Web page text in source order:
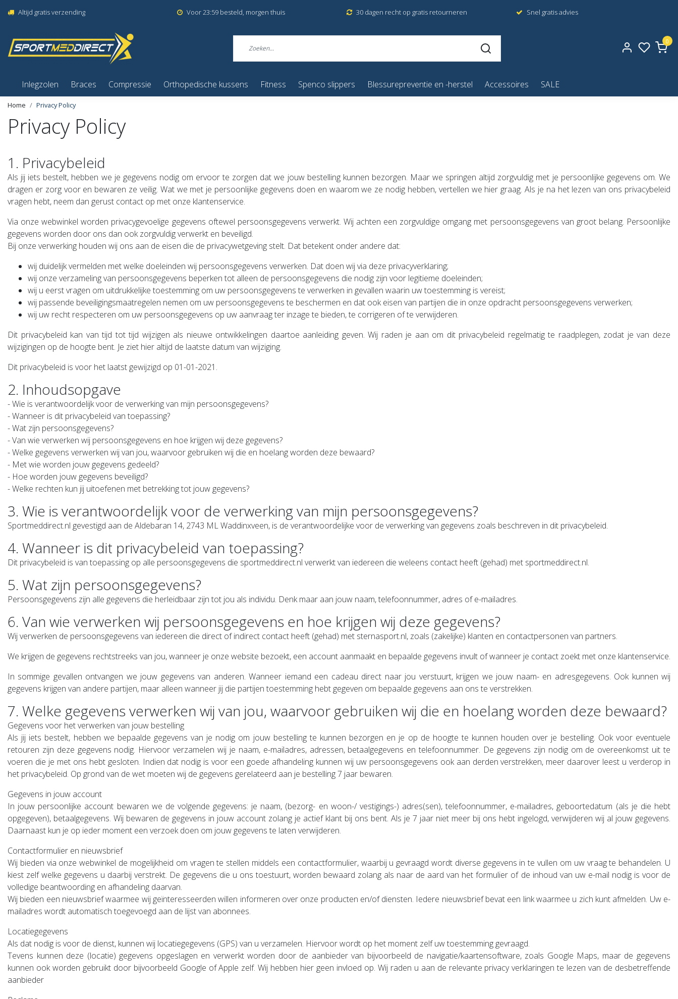
Altijd gratis verzending Voor 23:59 besteld, morgen thuis 30 dagen recht op gratis retourneren Snel gratis advies
0
Inlegzolen Braces Compressie Orthopedische kussens Fitness Spenco slippers Blessurepreventie en -herstel Accessoires SALE
Home Privacy Policy
Privacy Policy
1. Privacybeleid
Als jij iets bestelt, hebben we je gegevens nodig om ervoor te zorgen dat we jouw bestelling kunnen bezorgen. Maar we springen altijd zorgvuldig met je persoonlijke gegevens om. We
dragen er zorg voor en bewaren ze veilig. Wat we met je persoonlijke gegevens doen en waarom we ze nodig hebben, vertellen we hier graag. Als je na het lezen van ons privacybeleid
vragen hebt, neem dan gerust contact op met onze klantenservice.
Via onze webwinkel worden privacygevoelige gegevens oftewel persoonsgegevens verwerkt. Wij achten een zorgvuldige omgang met persoonsgegevens van groot belang. Persoonlijke
gegevens worden door ons dan ook zorgvuldig verwerkt en beveiligd.
Bij onze verwerking houden wij ons aan de eisen die de privacywetgeving stelt. Dat betekent onder andere dat:
wij duidelijk vermelden metwelke doeleinden wij persoonsgegevens verwerken. Dat doen wij via deze privacyverklaring;
wij onze verzameling van persoonsgegevens beperken tot alleen de persoonsgegevens die nodig zijn voor legitieme doeleinden;
wij u eerstvragen om uitdrukkelijke toestemming om uw persoonsgegevens te verwerken in gevallen waarin uw toestemming is vereist;
wij passende beveiligingsmaatregelen nemen om uw persoonsgegevens te beschermen en dat ook eisen van partijen die in onze opdracht persoonsgegevens verwerken;
wij uw recht respecteren om uw persoonsgegevens op uw aanvraag ter inzage te bieden, te corrigeren of te verwijderen.
Dit privacybeleid kan van tijd tot tijd wijzigen als nieuwe ontwikkelingen daartoe aanleiding geven. Wij raden je aan om dit privacybeleid regelmatig te raadplegen, zodat je van deze
wijzigingen op de hoogte bent. Je ziet hier altijd de laatste datum van wijziging.
Dit privacybeleid is voor het laatst gewijzigd op 01-01-2021.
2. Inhoudsopgave
- Wie is verantwoordelijk voor de verwerking van mijn persoonsgegevens?
- Wanneer is dit privacybeleid van toepassing?
- Wat zijn persoonsgegevens?
- Van wie verwerken wij persoonsgegevens en hoe krijgen wij deze gegevens?
- Welke gegevens verwerken wij van jou, waarvoor gebruiken wij die en hoelang worden deze bewaard?
- Met wie worden jouw gegevens gedeeld?
- Hoe worden jouw gegevens beveiligd?
- Welke rechten kun jij uitoefenen met betrekking tot jouw gegevens?
3. Wie is verantwoordelijk voor de verwerking van mijn persoonsgegevens?
Sportmeddirect.nl gevestigd aan de Aldebaran 14, 2743 ML Waddinxveen, is de verantwoordelijke voor de verwerking van gegevens zoals beschreven in dit privacybeleid.
4. Wanneer is dit privacybeleid van toepassing?
Dit privacybeleid is van toepassing op alle persoonsgegevens die sportmeddirect.nl verwerkt van iedereen die weleens contact heeft (gehad) met sportmeddirect.nl.
5. Wat zijn persoonsgegevens?
Persoonsgegevens zijn alle gegevens die herleidbaar zijn tot jou als individu. Denk maar aan jouw naam, telefoonnummer, adres of e-mailadres.
6. Van wie verwerken wij persoonsgegevens en hoe krijgen wij deze gegevens?
Wij verwerken de persoonsgegevens van iedereen die direct of indirect contact heeft (gehad) met sternasport.nl, zoals (zakelijke) klanten en contactpersonen van partners.
We krijgen de gegevens rechtstreeks van jou, wanneer je onze website bezoekt, een account aanmaakt en bepaalde gegevens invult of wanneer je contact zoekt met onze klantenservice.
In sommige gevallen ontvangen we jouw gegevens van anderen. Wanneer iemand een cadeau direct naar jou verstuurt, krijgen we jouw naam- en adresgegevens. Ook kunnen wij
gegevens krijgen van andere partijen, maar alleen wanneer jij die partijen toestemming hebt gegeven om bepaalde gegevens aan ons te verstrekken.
7. Welke gegevens verwerken wij van jou, waarvoor gebruiken wij die en hoelang worden deze bewaard?
Gegevens voor het verwerken van jouw bestelling
Als jij iets bestelt, hebben we bepaalde gegevens van je nodig om jouw bestelling te kunnen bezorgen en je op de hoogte te kunnen houden over je bestelling. Ook voor eventuele
retouren zijn deze gegevens nodig. Hiervoor verzamelen wij je naam, e-mailadres, adressen, betaalgegevens en telefoonnummer. De gegevens zijn nodig om de overeenkomst uit te
voeren die je met ons hebt gesloten. Indien dat nodig is voor een goede afhandeling kunnen wij uw persoonsgegevens ook aan derden verstrekken, meer daarover leest u verderop in
het privacybeleid. Op grond van de wet moeten wij de gegevens gerelateerd aan je bestelling 7 jaar bewaren.
Gegevens in jouw account
In jouw persoonlijke account bewaren we de volgende gegevens: je naam, (bezorg- en woon-/ vestigings-) adres(sen), telefoonnummer, e-mailadres, geboortedatum (als je die hebt
opgegeven), betaalgegevens. Wij bewaren de gegevens in jouw account zolang je actief klant bij ons bent. Als je 7 jaar niet meer bij ons hebt ingelogd, verwijderen wij al jouw gegevens.
Daarnaast kun je op ieder moment een verzoek doen om jouw gegevens te laten verwijderen.
Contactformulier en nieuwsbrief
Wij bieden via onze webwinkel de mogelijkheid om vragen te stellen middels een contactformulier, waarbij u gevraagd wordt diverse gegevens in te vullen om uw vraag te behandelen. U
kiest zelf welke gegevens u daarbij verstrekt. De gegevens die u ons toestuurt, worden bewaard zolang als naar de aard van het formulier of de inhoud van uw e-mail nodig is voor de
volledige beantwoording en afhandeling daarvan.
Wij bieden een nieuwsbrief waarmee wij geïnteresseerden willen informeren over onze producten en/of diensten. Iedere nieuwsbrief bevat een link waarmee u zich kunt afmelden. Uw e-
mailadres wordt automatisch toegevoegd aan de lijst van abonnees.
Locatiegegevens
Als dat nodig is voor de dienst, kunnen wij locatiegegevens (GPS) van u verzamelen. Hiervoor wordt op het moment zelf uw toestemming gevraagd.
Tevens kunnen deze (locatie) gegevens opgeslagen en verwerkt worden door de aanbieder van bijvoorbeeld de navigatie/kaartensoftware, zoals Google Maps, maar de gegevens
kunnen ook worden gebruikt door bijvoorbeeld Google of Apple zelf. Wij hebben hier geen invloed op. Wij raden u aan de relevante privacy verklaringen te lezen van de desbetreffende
aanbieder